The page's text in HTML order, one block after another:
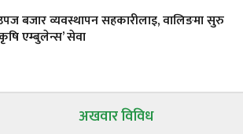
बजार व्यवस्थापन सहकारीलाइ, वालिङमा सुरु
एम्बुलेन्स’ सेवा
अखवार विविध